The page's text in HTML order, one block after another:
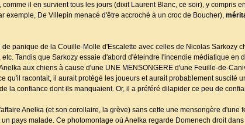
il en survient tous les jours (dixit Laurent Blanc, ce soir), y compris
exemple, De Villepin menacé d'être accroché à un croc de Boucher),
panique de la Couille-Molle d'Escalette avec celles de Nicolas Sarkozy
etc. Tandis que Sarkozy essaie d'abord d'éteindre l'incendie médiatique en
aux chiens à cause d'une UNE MENSONGERE d'une Feuille-de-
qu'il racontait, il aurait protégé les joueurs et aurait probablement suscité
la confiance dont ils manquaient. Or, il a préféré dilapider ce peu de
Anelka (et son corollaire, la grève) sans cette une mensongère
pays malade. Ce photomontage où Anelka regarde Domenech droit